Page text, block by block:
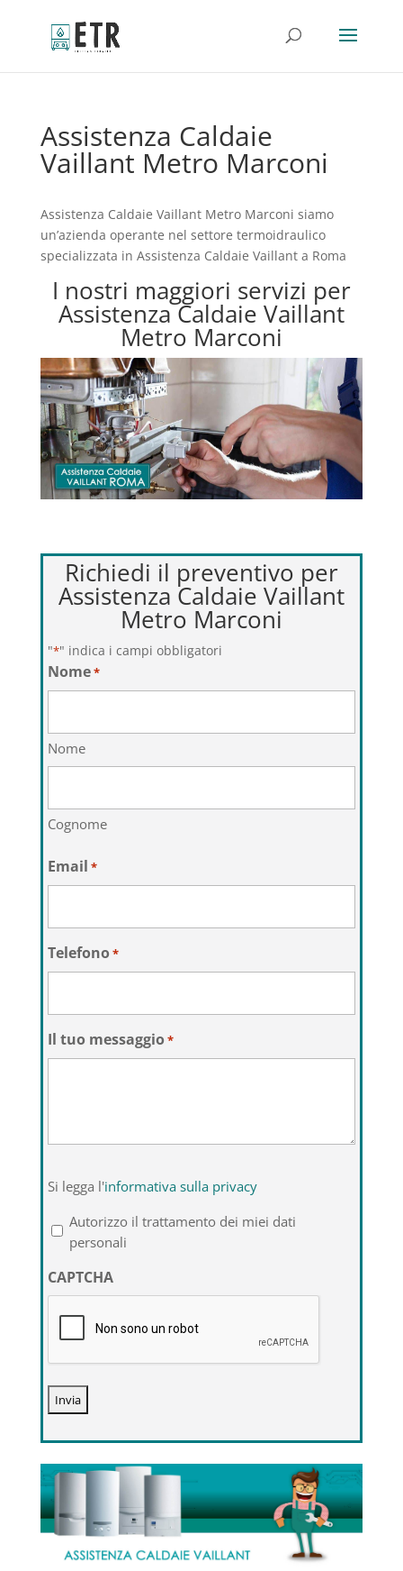
Assistenza Caldaie
Vaillant Metro Marconi
Assistenza Caldaie Vaillant Metro Marconi siamo
un’azienda operante nel settore termoidraulico
specializzata in Assistenza Caldaie Vaillant a Roma
I nostri maggiori servizi per
Assistenza Caldaie Vaillant
Metro Marconi
Richiedi il preventivo per
Assistenza Caldaie Vaillant
Metro Marconi
"*" indica i campi obbligatori
Nome*
Nome
Cognome
Email *
Telefono*
Il tuo messaggio*
legga
l'informativa
sulla
privacy
*
Si legga l'informativa sulla privacy
Autorizzo il trattamento dei miei dati
personali
CAPTCHA